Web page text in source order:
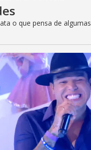
o que pensa de algumas